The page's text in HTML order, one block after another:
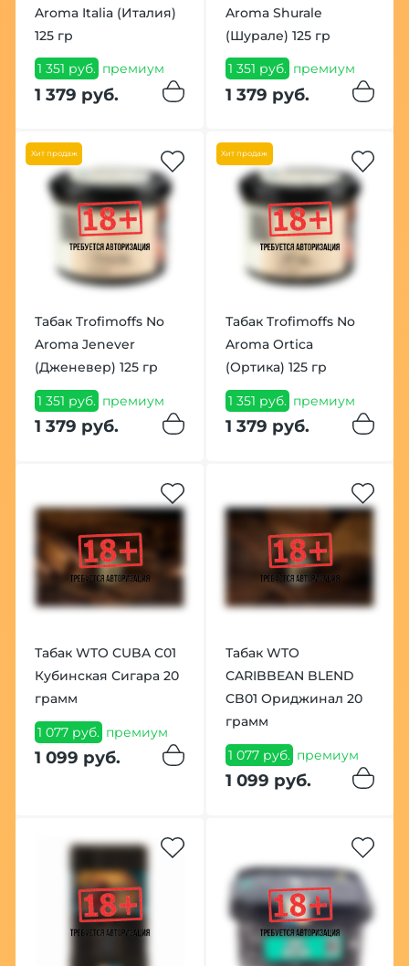
Aroma Italia (Италия)
125 гр
1 351 руб. премиум
1 379 руб.
Aroma Shurale
(Шурале) 125 гр
1 351 руб. премиум
1 379 руб.
Хит продаж
Табак Trofimoffs No
Aroma Jenever
(Дженевер) 125 гр
1 351 руб. премиум
1 379 руб.
Хит продаж
Табак Trofimoffs No
Aroma Ortica
(Ортика) 125 гр
1 351 руб. премиум
1 379 руб.
Табак WTO CUBA C01
Кубинская Сигара 20
грамм
1 077 руб. премиум
1 099 руб.
Табак WTO
CARIBBEAN BLEND
CB01 Ориджинал 20
грамм
1 077 руб. премиум
1 099 руб.